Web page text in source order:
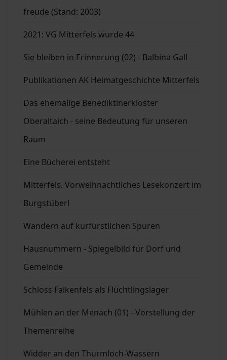
freude (Stand: 2003)
2021: VG Mitterfels wurde 44
Sie bleiben in Erinnerung (02) - Balbina Gall
Publikationen AK Heimatgeschichte Mitterfels
Das ehemalige Benediktinerkloster
Oberaltaich - seine Bedeutung für unseren
Raum
Eine Bücherei entsteht
Mitterfels. Vorweihnachtliches Lesekonzert im
Burgstüberl
Wandern auf kurfürstlichen Spuren
Hausnummern - Spiegelbild für Dorf und
Gemeinde
Schloss Falkenfels als Flüchtlingslager
Mühlen an der Menach (01) - Vorstellung der
Themenreihe
Widder an den Thurmloch-Wassern